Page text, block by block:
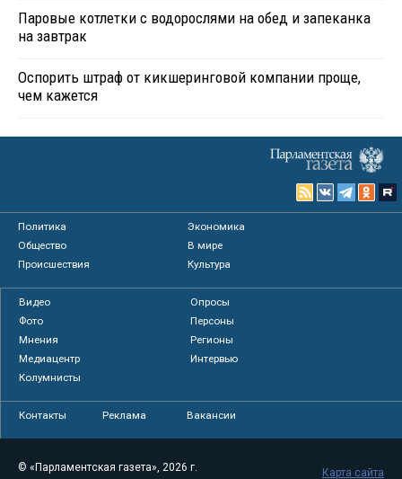
Паровые котлетки с водорослями на обед и запеканка
на завтрак
Оспорить штраф от кикшеринговой компании проще,
чем кажется
Политика
Экономика
Общество
В мире
Происшествия
Культура
Видео
Опросы
Фото
Персоны
Мнения
Регионы
Медиацентр
Интервью
Колумнисты
Контакты Реклама Вакансии
© «Парламентская газета», 2026 г.
Карта сайта